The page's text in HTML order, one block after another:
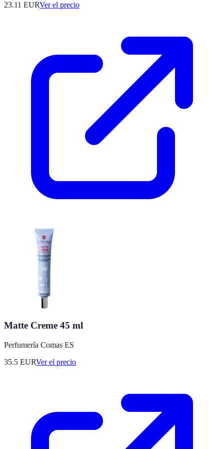
23.11 EURVer el precio
Matte Creme 45 ml
Perfumería Comas ES
35.5 EURVer el precio